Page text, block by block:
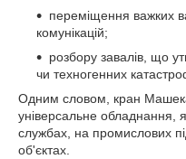
переміщення важких
комунікацій;
розбору завалів, що
чи техногенних
Одним словом, кран
універсальне обладнання,
службах, на промислових
об'єктах.